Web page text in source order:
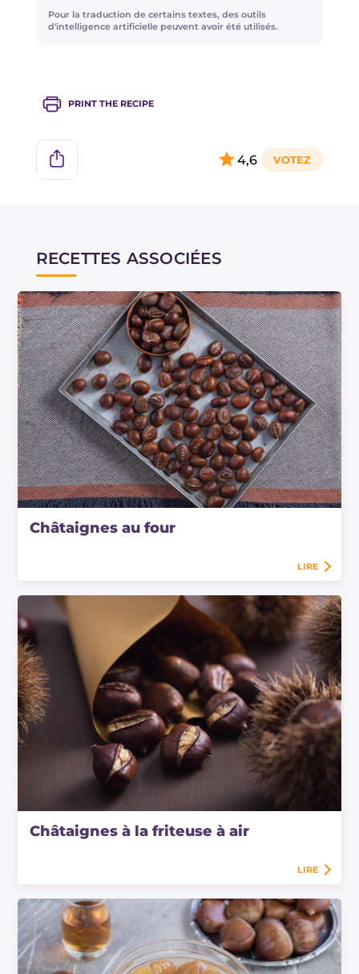
Découvrez aussi comment préparer les
Pour la traduction de certains textes, des outils
d'intelligence artificielle peuvent avoir été utilisés.
PRINT THE RECIPE
4,6
RECETTES ASSOCIÉES
Châtaignes au four
LIRE
Châtaignes à la friteuse à air
LIRE